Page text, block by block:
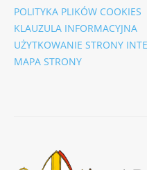
POLITYKA PLIKÓW COOKIES
KLAUZULA INFORMACYJNA
UŻYTKOWANIE STRONY
MAPA STRONY